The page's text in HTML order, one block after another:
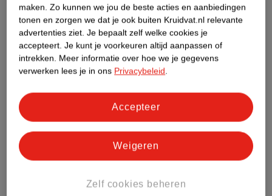
Nature Impact Score
Dit product heeft (nog) geen Nature
Impact Score.
Meer informatie
Bestel & Bezorginformatie
Bekijk ook
Alle Trakteren
maken. Zo kunnen we jou de beste acties en aanbiedingen
tonen en zorgen we dat je ook buiten Kruidvat.nl relevante
advertenties ziet. Je bepaalt zelf welke cookies je
accepteert. Je kunt je voorkeuren altijd aanpassen of
intrekken. Meer informatie over hoe we je gegevens
verwerken lees je in ons Privacybeleid.
Zelf cookies beheren
Weigeren
Accepteer